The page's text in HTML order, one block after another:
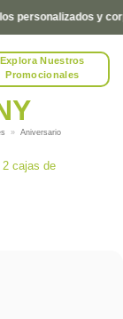
personalizados y
Explora Nuestros
Promocionales
» Aniversario